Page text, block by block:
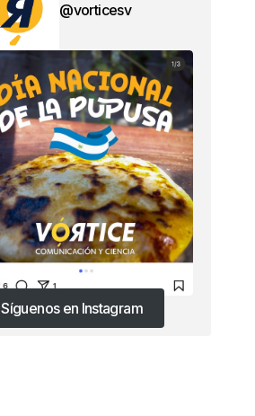
@vorticesv
Síguenos en Instagram